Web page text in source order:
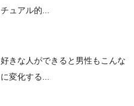
チュアル的...
好きな人ができると男性もこんな
に変化する...